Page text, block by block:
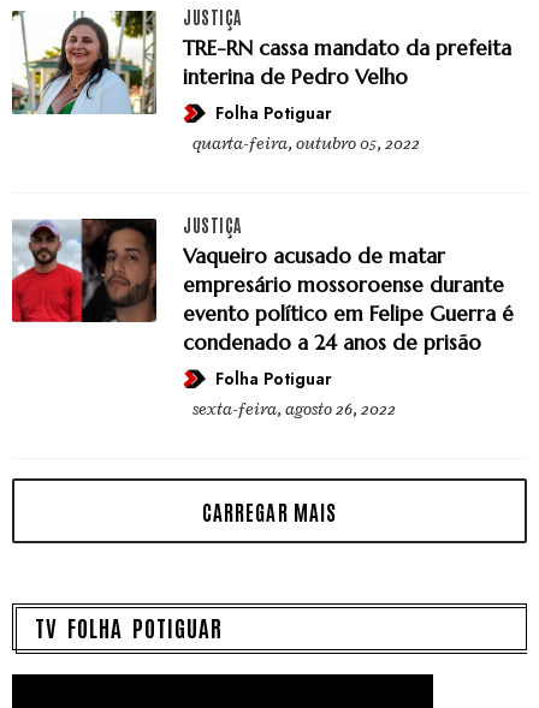
JUSTIÇA
TRE-RN cassa mandato da prefeita
interina de Pedro Velho
Folha Potiguar
quarta-feira, outubro 05, 2022
JUSTIÇA
Vaqueiro acusado de matar
empresário mossoroense durante
evento político em Felipe Guerra é
condenado a 24 anos de prisão
Folha Potiguar
sexta-feira, agosto 26, 2022
TV FOLHA POTIGUAR